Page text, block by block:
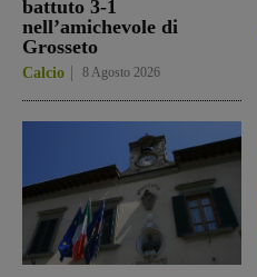
battuto 3-1
nell’amichevole di
Grosseto
Calcio 8 Agosto 2026